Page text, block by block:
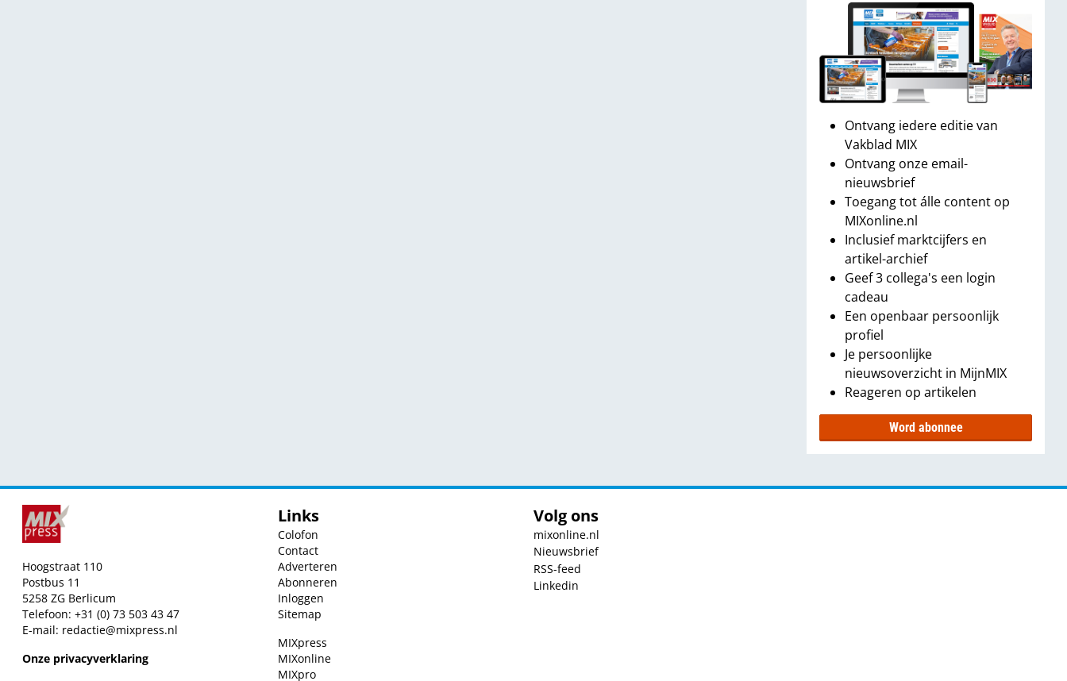
Ontvang iedere editie van
Vakblad MIX
Ontvang onze email-
nieuwsbrief
Toegang tot álle content op
MIXonline.nl
Inclusief marktcijfers en
artikel-archief
Geef 3 collega's een login
cadeau
Een openbaar persoonlijk
profiel
Je persoonlijke
nieuwsoverzicht in MijnMIX
Reageren op artikelen
Word abonnee
Hoogstraat 110
Postbus 11
5258 ZG Berlicum
Telefoon: +31 (0) 73 503 43 47
E-mail: redactie@mixpress.nl
Onze privacyverklaring
Links
Colofon
Contact
Adverteren
Abonneren
Inloggen
Sitemap
MIXpress
MIXonline
MIXpro
Volg ons
mixonline.nl
Nieuwsbrief
RSS-feed
Linkedin